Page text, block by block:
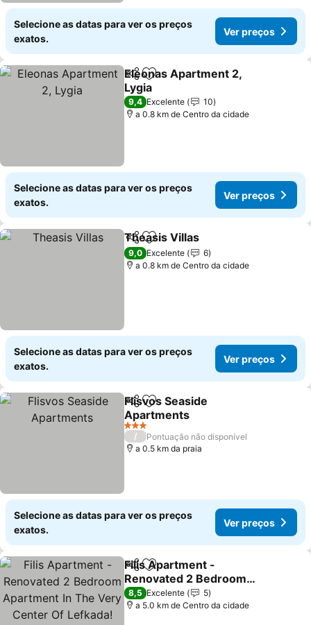
Selecione as datas para ver os preços
exatos.
Ver preços
PartilharAdicionar aos favoritos
Eleonas Apartment 2,
Lygia
Ver preços
9,4 Excelente
10
a 0.8 km de Centro da cidade
Selecione as datas para ver os preços
exatos.
Ver preços
PartilharAdicionar aos favoritos
Theasis Villas
9,0 Excelente
6
a 0.8 km de Centro da cidade
Selecione as datas para ver os preços
exatos.
Ver preços
PartilharAdicionar aos favoritos
Flisvos Seaside
Apartments
Ver preços
3 Estrelas
/
Pontuação não disponível
a 0.5 km da praia
Selecione as datas para ver os preços
exatos.
Ver preços
PartilharAdicionar aos favoritos
Filis Apartment -
Renovated 2 Bedroom
Apartment In The Very
Center Of Lefkada!
Ver preços
8,5 Excelente
5
a 5.0 km de Centro da cidade